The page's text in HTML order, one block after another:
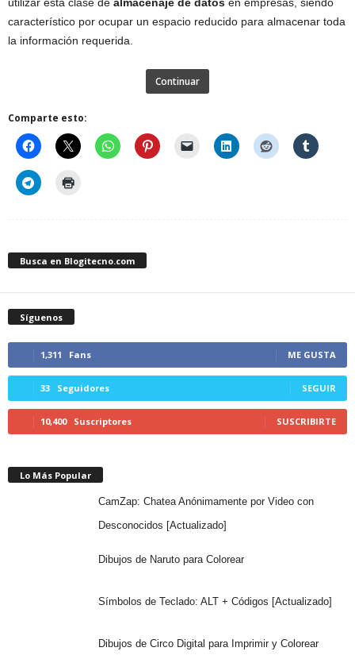
utilizar esta clase de almacenaje de datos en empresas, siendo
característico por ocupar un espacio reducido para almacenar toda
la información requerida.
Continuar
Comparte esto:
Busca en Blogitecno.com
Síguenos
1,311 Fans ME GUSTA
33 Seguidores SEGUIR
10,400 Suscriptores SUSCRIBIRTE
Lo Más Popular
CamZap: Chatea Anónimamente por Video con
Desconocidos [Actualizado]
Dibujos de Naruto para Colorear
Símbolos de Teclado: ALT + Códigos [Actualizado]
Dibujos de Circo Digital para Imprimir y Colorear